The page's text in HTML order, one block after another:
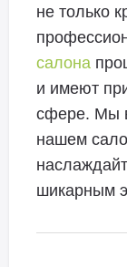
не только
салона
и имеют
сфере. Мы
нашем
шикарным